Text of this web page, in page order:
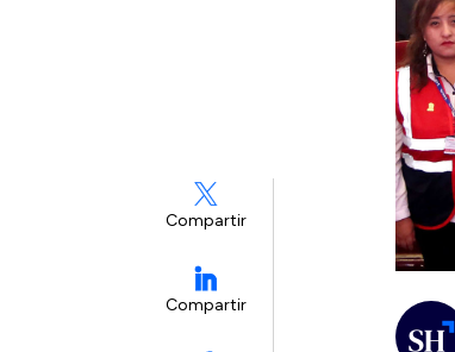
Compartir
Compartir